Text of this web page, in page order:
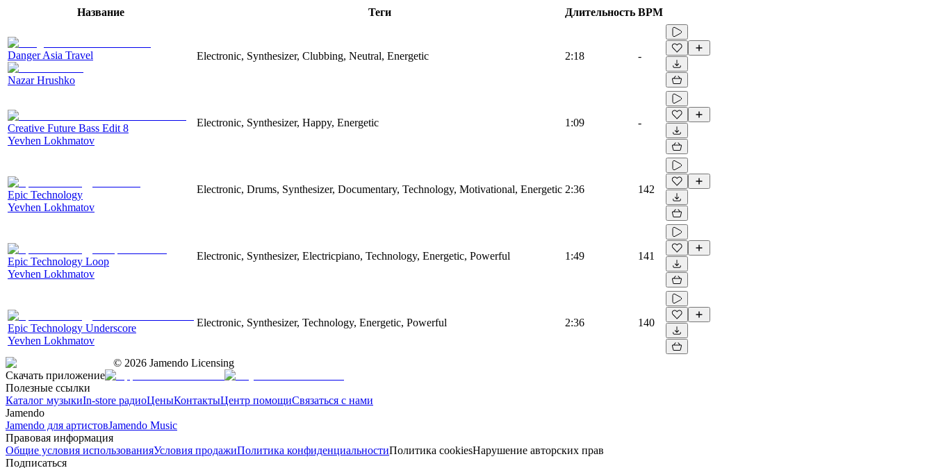
Название Теги Длительность BPM
Danger Asia Travel
Nazar Hrushko
Electronic, Synthesizer, Clubbing, Neutral, Energetic 2:18 -
Creative Future Bass Edit 8
Yevhen Lokhmatov
Electronic, Synthesizer, Happy, Energetic 1:09 -
Epic Technology
Yevhen Lokhmatov
Electronic, Drums, Synthesizer, Documentary, Technology, Motivational, Energetic 2:36 142
Epic Technology Loop
Yevhen Lokhmatov
Electronic, Synthesizer, Electricpiano, Technology, Energetic, Powerful 1:49 141
Epic Technology Underscore
Yevhen Lokhmatov
Electronic, Synthesizer, Technology, Energetic, Powerful 2:36 140
© 2026 Jamendo Licensing
Скачать приложение
Полезные ссылки
Каталог музыкиIn-store радиоЦеныКонтактыЦентр помощиСвязаться с нами
Jamendo
Jamendo для артистовJamendo Music
Правовая информация
Общие условия использованияУсловия продажиПолитика конфиденциальностиПолитика cookiesНарушение авторских прав
Подписаться